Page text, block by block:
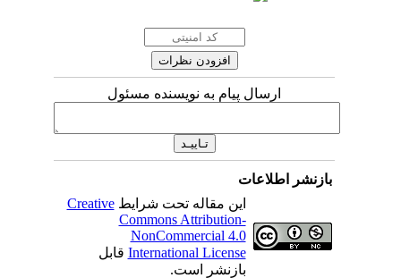
ارسال پیام به نویسنده مسئول
بازنشر اطلاعات
این مقاله تحت شرایط Creative
Commons Attribution-
NonCommercial 4.0
International Licenseقابل
بازنشر است.